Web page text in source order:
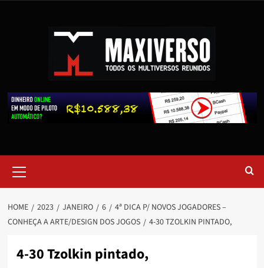
HOME 2023 JANEIRO 6
4ª DICA P/ NOVOS JOGADORES –
CONHEÇA A ARTE/DESIGN DOS JOGOS
4-30 TZOLKIN PINTADO,
4-30 Tzolkin pintado,